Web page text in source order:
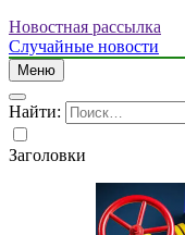
Новостная рассылка
Случайные новости
Меню
Найти:
Заголовки